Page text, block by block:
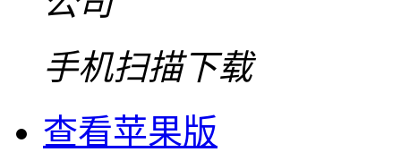
手机扫描下载
查看苹果版